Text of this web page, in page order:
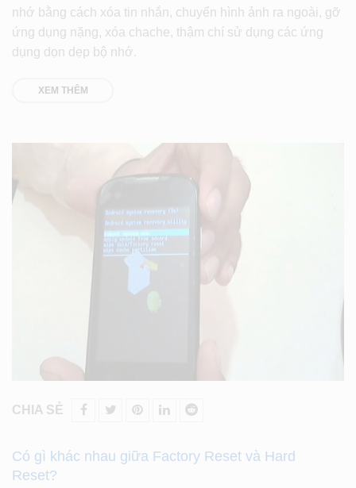
nhớ bằng cách xóa tin nhắn, chuyển hình ảnh ra ngoài, gỡ
ứng dụng nặng, xóa chache, thậm chí sử dụng các ứng
dụng dọn dẹp bộ nhớ.
XEM THÊM
CHIA SẺ
Có gì khác nhau giữa Factory Reset và Hard
Reset?